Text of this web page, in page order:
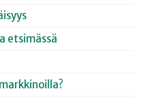
etsimässä